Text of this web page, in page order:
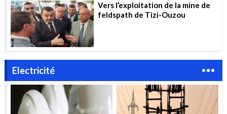
Vers l’exploitation de la mine de
feldspath de Tizi-Ouzou
Electricité